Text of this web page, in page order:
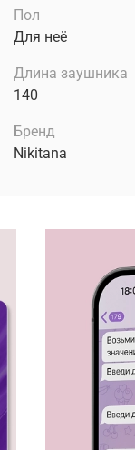
Пол
Для неё
Длина заушника
140
Бренд
Nikitana